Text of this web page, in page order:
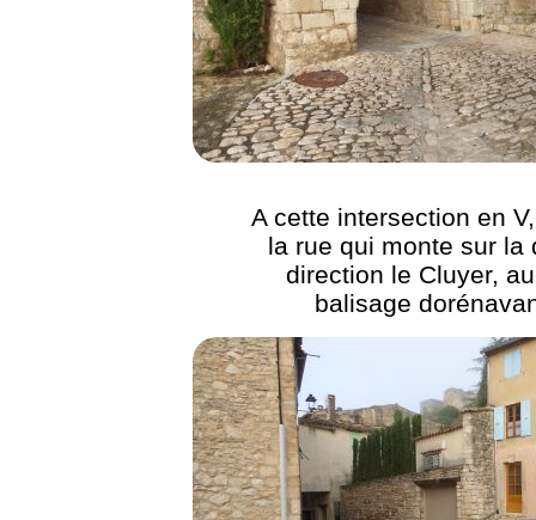
A cette intersection en
la rue qui monte sur la
direction le Cluyer,
balisage